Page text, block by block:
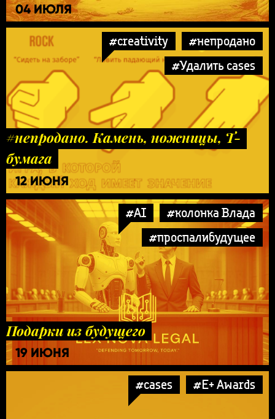
04 ИЮЛЯ
#creativity
#непродано
#Удалить cases
#непродано. Камень, ножницы, Т-
бумага
12 ИЮНЯ
#AI
#колонка Влада
#проспалибудущее
Подарки из будущего
19 ИЮНЯ
#cases #E+ Awards